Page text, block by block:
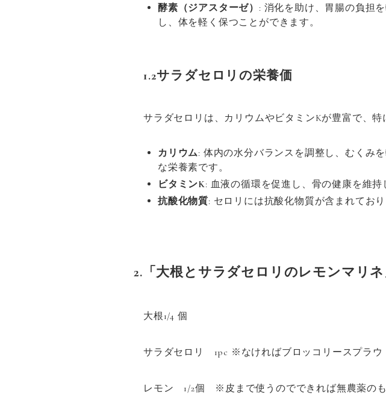
酵素（ジアスターゼ） : 消化を助け、胃腸の負担
し、体を軽く保つことができます。
1.2サラダセロリの栄養価
サラダセロリは、カリウムやビタミンKが豊富で、
カリウム: 体内の水分バランスを調整し、むくみ
な栄養素です。
ビタミンK: 血液の循環を促進し、骨の健康を維
抗酸化物質: セロリには抗酸化物質が含まれてお
2.「大根とサラダセロリのレモンマリ
大根1/4 個
サラダセロリ 1pc ※なければブロッコリースプラウ
レモン 1/2個 ※皮まで使うのでできれば無農薬の